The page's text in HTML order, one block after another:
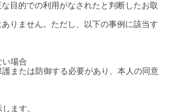
目的での利用がなされたと判断したお取
りません。ただし、以下の事例に該当す
い場合
または防御する必要があり、本人の同意
ます。